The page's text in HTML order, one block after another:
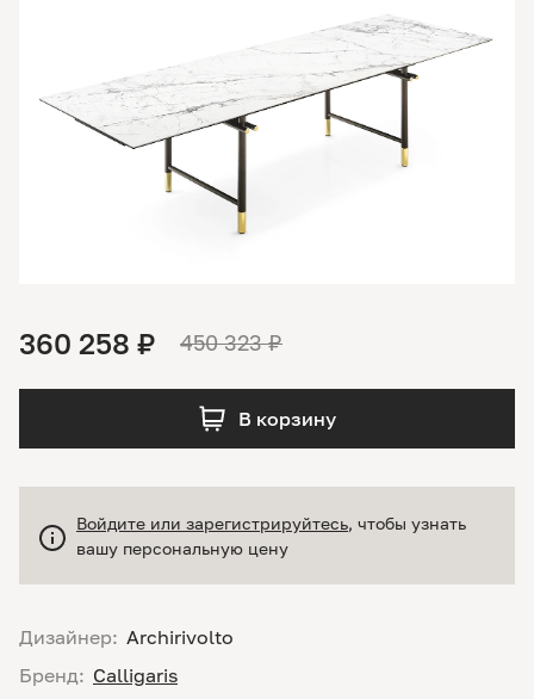
Дизайнер: Archirivolto
Бренд: Calligaris
Войдите или зарегистрируйтесь, чтобы узнать
вашу персональную цену
360 258 ₽ 450 323 ₽
В корзину